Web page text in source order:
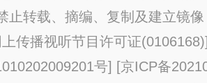
止转载、摘编、复制及建立镜
上传播视听节目许可证(0106168)
号] [京ICP备